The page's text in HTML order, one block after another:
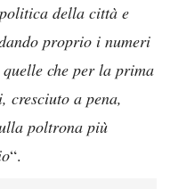
della città e
proprio i numeri
che per la prima
cresciuto a pena,
poltrona più
“.